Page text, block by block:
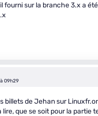
fourni sur la branche 3.x a
09h29
billets de Jehan sur
lire, que se soit pour la partie